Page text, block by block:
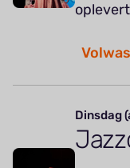
Dinsdag